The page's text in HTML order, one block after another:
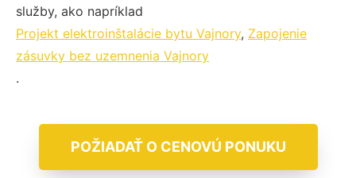
služby, ako napríklad
Projekt elektroinštalácie bytu Vajnory, Zapojenie
zásuvky bez uzemnenia Vajnory
.
POŽIADAŤ O CENOVÚ PONUKU